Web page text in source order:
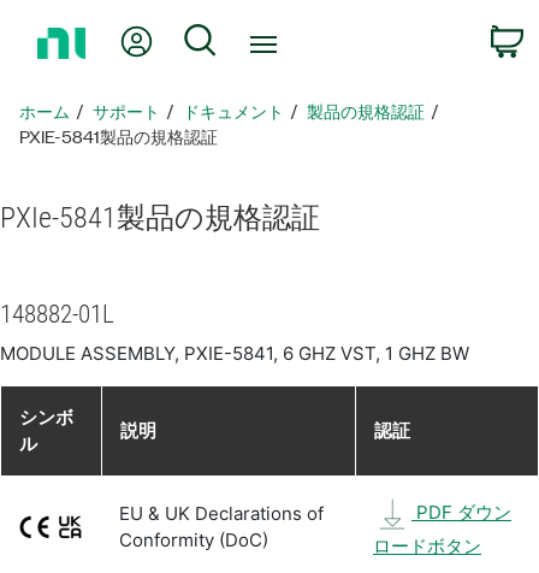
ペ
ー
戻
Myアカウント
検索
ホーム サポート ドキュメント
製品​の​規格​認証
PXIE-5841製品​の​規格​認証
PXIe-5841製品​の​規格​認証
148882-01L
MODULE ASSEMBLY, PXIE-5841, 6 GHZ VST, 1 GHZ BW
シンボ
ル
説明 認証
EU & UK Declarations of
Conformity (DoC)
PDF ダウン
ロードボタン